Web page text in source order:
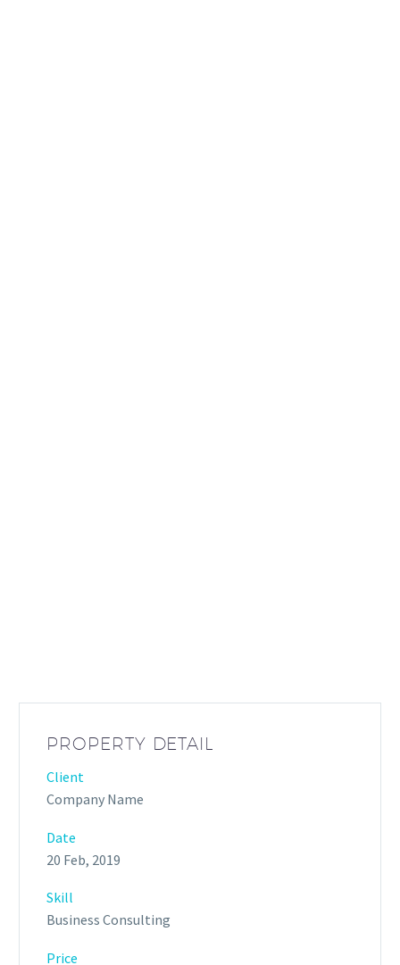
PROPERTY DETAIL
Client
Company Name
Date
20 Feb, 2019
Skill
Business Consulting
Price